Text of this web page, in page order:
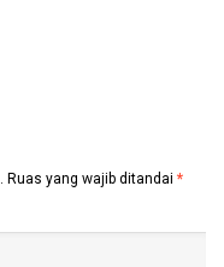
Ruas yang wajib ditandai *